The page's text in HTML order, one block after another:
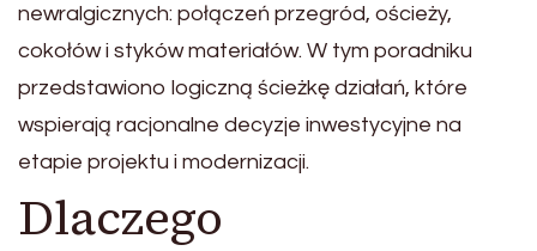
newralgicznych: połączeń przegród, ościeży,
cokołów i styków materiałów. W tym poradniku
przedstawiono logiczną ścieżkę działań, które
wspierają racjonalne decyzje inwestycyjne na
etapie projektu i modernizacji.
Dlaczego